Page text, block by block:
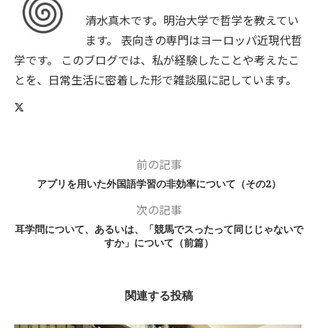
清水真木です。明治大学で哲学を教えてい
ます。 表向きの専門はヨーロッパ近現代哲
学です。 このブログでは、私が経験したことや考えたこ
とを、日常生活に密着した形で雑談風に記しています。
前の記事
アプリを用いた外国語学習の非効率について（その2）
次の記事
耳学問について、あるいは、「競馬でスったって同じじゃないで
すか」について（前篇）
関連する投稿